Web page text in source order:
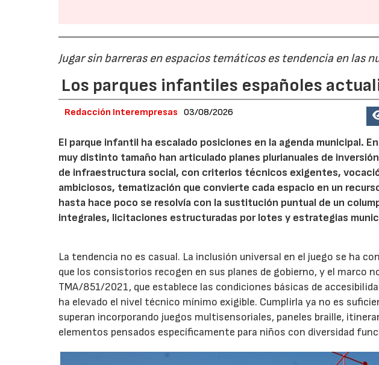
Jugar sin barreras en espacios temáticos es tendencia en las
Los parques infantiles españoles
Redacción Interempresas 03/08/2026
El parque infantil ha escalado posiciones en la agenda municipal.
muy distinto tamaño han articulado planes plurianuales de
de infraestructura social, con criterios técnicos exigentes,
ambiciosos, tematización que convierte cada espacio en un
hasta hace poco se resolvía con la sustitución puntual de un
integrales, licitaciones estructuradas por lotes y estrategias
La tendencia no es casual. La inclusión universal en el juego se ha
que los consistorios recogen en sus planes de gobierno, y el marco
TMA/851/2021, que establece las condiciones básicas de
ha elevado el nivel técnico mínimo exigible. Cumplirla ya no es
superan incorporando juegos multisensoriales, paneles braille,
elementos pensados específicamente para niños con diversidad